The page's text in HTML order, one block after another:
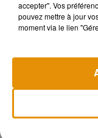
Happy Birthday my
�x}#endlesslove
accepter". Vos
pouvez mettre à jour
moment via le lien